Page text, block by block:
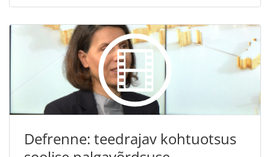
Lehóczki kirjeldab m...
Defrenne: teedrajav kohtuotsus